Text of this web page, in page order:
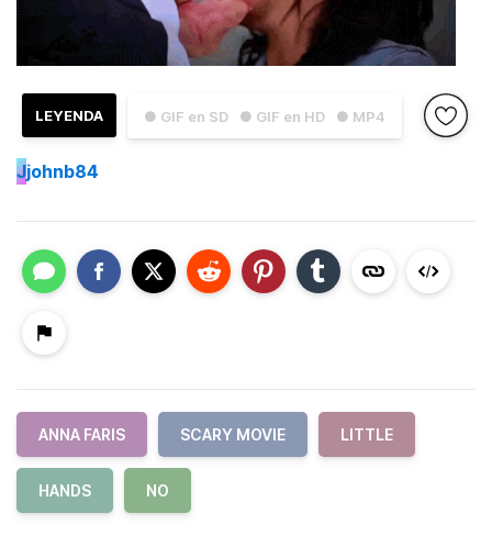
● GIF en SD ● GIF en HD ● MP4
LEYENDA
Jjohnb84
ANNA FARIS SCARY MOVIE LITTLE
HANDS NO